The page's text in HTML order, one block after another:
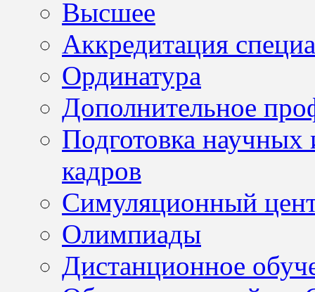
Высшее
Аккредитация
Ординатура
Дополнительное
Подготовка научных
кадров
Симуляционный
Олимпиады
Дистанционное